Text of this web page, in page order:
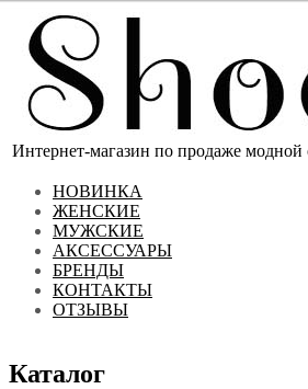
Интернет-магазин по продаже
НОВИНКА
ЖЕНСКИЕ
МУЖСКИЕ
АКСЕССУАРЫ
БРЕНДЫ
КОНТАКТЫ
ОТЗЫВЫ
Каталог